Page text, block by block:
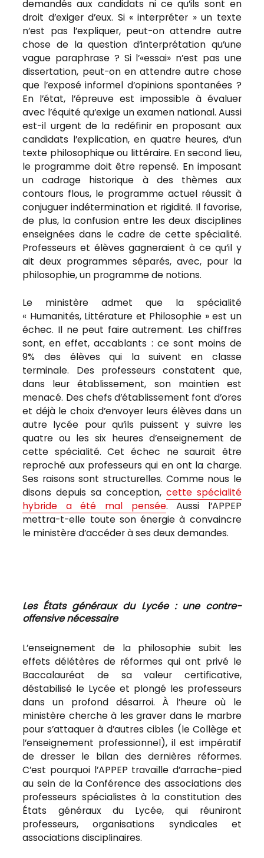
demandés aux candidats ni ce qu’ils sont en
droit d’exiger d’eux. Si « interpréter » un texte
n’est pas l’expliquer, peut-on attendre autre
chose de la question d’interprétation qu’une
vague paraphrase ? Si l’«essai» n’est pas une
dissertation, peut-on en attendre autre chose
que l’exposé informel d’opinions spontanées ?
En l’état, l’épreuve est impossible à évaluer
avec l’équité qu’exige un examen national. Aussi
est-il urgent de la redéfinir en proposant aux
candidats l’explication, en quatre heures, d’un
texte philosophique ou littéraire. En second lieu,
le programme doit être repensé. En imposant
un cadrage historique à des thèmes aux
contours flous, le programme actuel réussit à
conjuguer indétermination et rigidité. Il favorise,
de plus, la confusion entre les deux disciplines
enseignées dans le cadre de cette spécialité.
Professeurs et élèves gagneraient à ce qu’il y
ait deux programmes séparés, avec, pour la
philosophie, un programme de notions.
Le ministère admet que la spécialité
« Humanités, Littérature et Philosophie » est un
échec. Il ne peut faire autrement. Les chiffres
sont, en effet, accablants : ce sont moins de
9% des élèves qui la suivent en classe
terminale. Des professeurs constatent que,
dans leur établissement, son maintien est
menacé. Des chefs d’établissement font d’ores
et déjà le choix d’envoyer leurs élèves dans un
autre lycée pour qu’ils puissent y suivre les
quatre ou les six heures d’enseignement de
cette spécialité. Cet échec ne saurait être
reproché aux professeurs qui en ont la charge.
Ses raisons sont structurelles. Comme nous le
disons depuis sa conception, cette spécialité
hybride a été mal pensée. Aussi l’APPEP
mettra-t-elle toute son énergie à convaincre
le ministère d’accéder à ses deux demandes.
Les États généraux du Lycée : une contre-
offensive nécessaire
L’enseignement de la philosophie subit les
effets délétères de réformes qui ont privé le
Baccalauréat de sa valeur certificative,
déstabilisé le Lycée et plongé les professeurs
dans un profond désarroi. À l’heure où le
ministère cherche à les graver dans le marbre
pour s’attaquer à d’autres cibles (le Collège et
l’enseignement professionnel), il est impératif
de dresser le bilan des dernières réformes.
C’est pourquoi l’APPEP travaille d’arrache-pied
au sein de la Conférence des associations des
professeurs spécialistes à la constitution des
États généraux du Lycée, qui réuniront
professeurs, organisations syndicales et
associations disciplinaires.